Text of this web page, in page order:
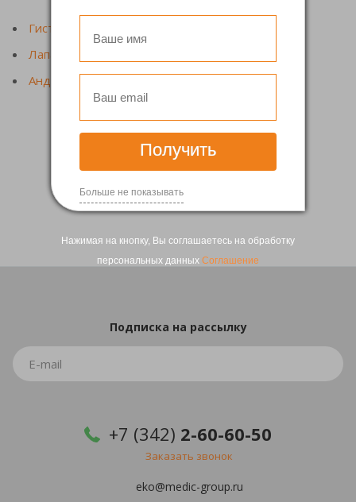
Получить
Больше не показывать
Нажимая на кнопку, Вы соглашаетесь на обработку
персональных данных Соглашение
Гистероскопия матки
Лапароскопия яичников
Андрогин аппарат
Подписка на рассылку
+7 (342) 2-60-60-50
Заказать звонок
eko@medic-group.ru